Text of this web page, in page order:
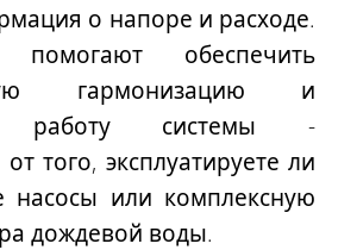
о напоре и расходе.
обеспечить
гармонизацию и
работу системы -
того, эксплуатируете ли
насосы или комплексную
дождевой воды.